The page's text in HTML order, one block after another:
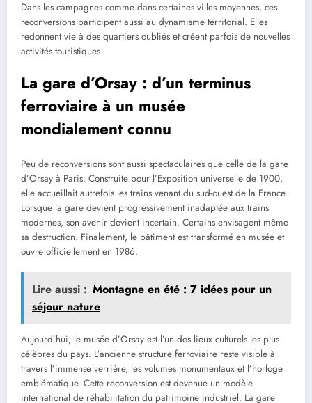
Dans les campagnes comme dans certaines villes moyennes, ces
reconversions participent aussi au dynamisme territorial. Elles
redonnent vie à des quartiers oubliés et créent parfois de nouvelles
activités touristiques.
La gare d’Orsay : d’un terminus
ferroviaire à un musée
mondialement connu
Peu de reconversions sont aussi spectaculaires que celle de la gare
d’Orsay à Paris. Construite pour l’Exposition universelle de 1900,
elle accueillait autrefois les trains venant du sud-ouest de la France.
Lorsque la gare devient progressivement inadaptée aux trains
modernes, son avenir devient incertain. Certains envisagent même
sa destruction. Finalement, le bâtiment est transformé en musée et
ouvre officiellement en 1986.
Lire aussi : Montagne en été : 7 idées pour un
séjour nature
Aujourd’hui, le musée d’Orsay est l’un des lieux culturels les plus
célèbres du pays. L’ancienne structure ferroviaire reste visible à
travers l’immense verrière, les volumes monumentaux et l’horloge
emblématique. Cette reconversion est devenue un modèle
international de réhabilitation du patrimoine industriel. La gare